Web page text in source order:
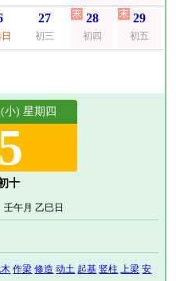
27
初三
28
初四
29
初五
小) 星期四
十
壬午月 乙巳日
作梁 修造 动土 起基 竖柱 上梁 安